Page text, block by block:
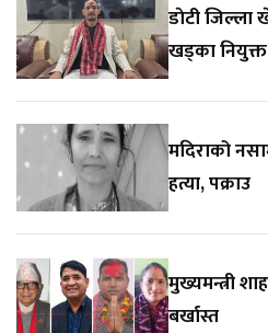
डाेटी
खड्का नियुक्त
मदिराको
हत्या, पक्राउ
मुख्यमन्त्री
बर्खास्त